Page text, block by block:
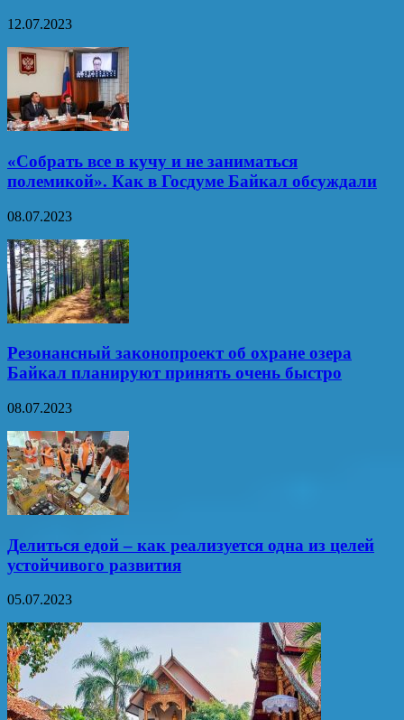
12.07.2023
«Собрать все в кучу и не заниматься
полемикой». Как в Госдуме Байкал обсуждали
08.07.2023
Резонансный законопроект об охране озера
Байкал планируют принять очень быстро
08.07.2023
Делиться едой – как реализуется одна из целей
устойчивого развития
05.07.2023